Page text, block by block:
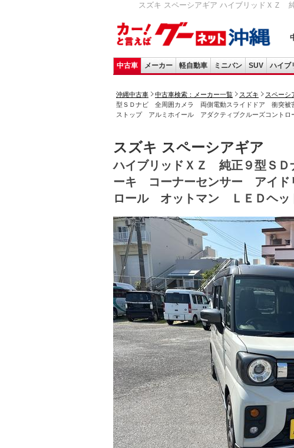
スズキ スペーシアギア ハイブリッドＸ
中古車 メーカー 軽自動車 ミニバン SUV ハイブ
沖縄中古車 中古車検索：メーカー一覧 スズキ スペーシ
型ＳＤナビ 全周囲カメラ 両側電動スライドドア 衝突
ストップ アルミホイール アダクティブクルーズコント
スズキ スペーシアギア
ハイブリッドＸＺ 純正９型Ｓ
ーキ コーナーセンサー アイド
ロール オットマン ＬＥＤヘッ